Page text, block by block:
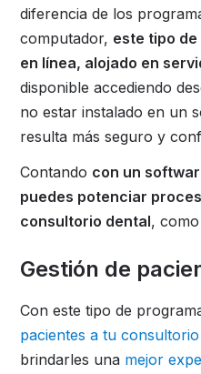
diferencia de los
computador, este tipo
en línea, alojado en
disponible accediendo
no estar instalado en un
resulta más seguro y
Contando con un
puedes potenciar
consultorio dental,
Gestión de
Con este tipo de
pacientes a tu
brindarles una mejor